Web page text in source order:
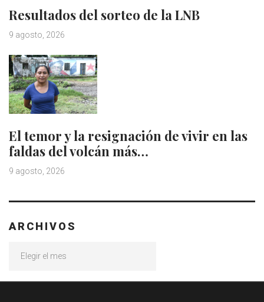
Resultados del sorteo de la LNB
9 agosto, 2026
El temor y la resignación de vivir en las
faldas del volcán más…
9 agosto, 2026
ARCHIVOS